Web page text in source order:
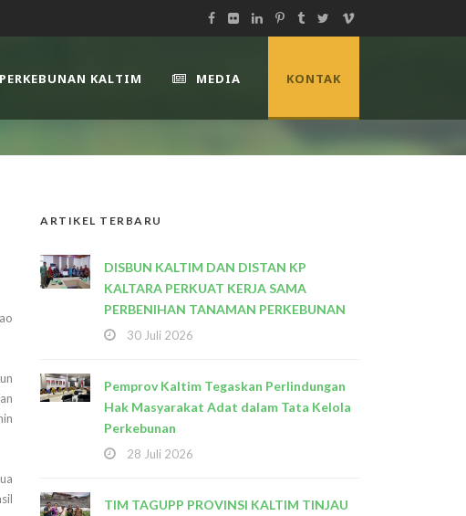
PERKEBUNAN KALTIM MEDIA KONTAK
ARTIKEL TERBARU
DISBUN KALTIM DAN DISTAN KP
KALTARA PERKUAT KERJA SAMA
PERBENIHAN TANAMAN PERKEBUNAN
30 Juli 2026
Pemprov Kaltim Tegaskan Perlindungan
Hak Masyarakat Adat dalam Tata Kelola
Perkebunan
28 Juli 2026
TIM TAGUPP PROVINSI KALTIM TINJAU